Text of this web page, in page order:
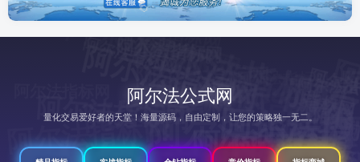
阿
尔
指
阿尔法指标网
阿尔法指标网
阿尔
阿尔法指标网
阿
尔
指
阿尔法指标网
指
网
标网
阿
阿尔法指标网
阿尔法指标网 法
标
网
阿尔法指标网
阿尔法指标网
阿尔法指标网
阿
尔
法
指
阿
尔
法
指
标
网
阿尔法公式网
量化交易爱好者的天堂！海量源码，自由定制，让您的策略独一无二。